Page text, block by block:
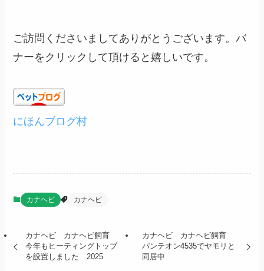
ご訪問くださいましてありがとうございます。バ
ナーをクリックして頂けると嬉しいです。
にほんブログ村
カナヘビ カナヘビ
カナヘビ カナヘビ飼育
今年もヒーティングトップ
を設置しました 2025
カナヘビ カナヘビ飼育
パンテオン4535でヤモリと
同居中